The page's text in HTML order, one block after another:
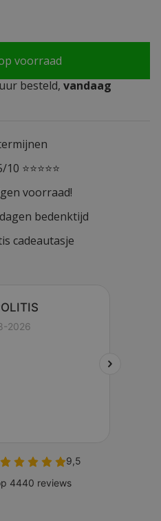
voorraad
besteld, vandaag
⭐⭐⭐⭐⭐
voorraad!
bedenktijd
cadeautasje